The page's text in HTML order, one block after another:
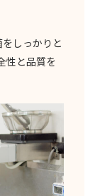
しっかりと
性と品質を